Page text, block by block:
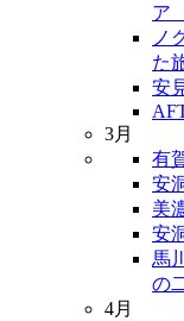
ア
ノ
た
安
3月
有
安
美
安
馬
の
4月